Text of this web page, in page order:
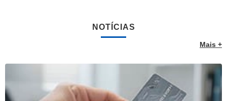
NOTÍCIAS
Mais +